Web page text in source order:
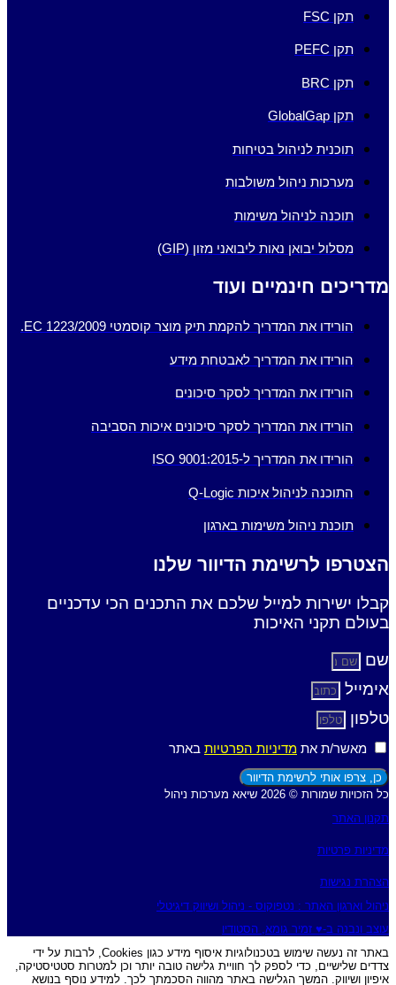
תקן FSC
תקן PEFC
תקן BRC
תקן GlobalGap
תוכנית לניהול בטיחות
מערכות ניהול משולבות
תוכנה לניהול משימות
מסלול יבואן נאות ליבואני מזון (GIP)
מדריכים חינמיים ועוד
הורידו את המדריך להקמת תיק מוצר קוסמטי EC 1223/2009.
הורידו את המדריך לאבטחת מידע
הורידו את המדריך לסקר סיכונים
הורידו את המדריך לסקר סיכונים איכות הסביבה
הורידו את המדריך ל-ISO 9001:2015
התוכנה לניהול איכות Q-Logic
תוכנת ניהול משימות בארגון
הצטרפו לרשימת הדיוור שלנו
קבלו ישירות למייל שלכם את התכנים הכי עדכניים
בעולם תקני האיכות
שם
אימייל
טלפון
מאשר/ת את מדיניות הפרטיות באתר
כן, צרפו אותי לרשימת הדיוור
כל הזכויות שמורות © 2026 שיאא מערכות ניהול
תקנון האתר
מדיניות פרטיות
הצהרת נגישות
ניהול וארגון האתר : נטפוקוס - ניהול ושיווק דיגיטלי
עוצב ונבנה ב-♥︎ זמיר גומא, הסטודיו
באתר זה נעשה שימוש בטכנולוגיות איסוף מידע כגון Cookies, לרבות על ידי
צדדים שלישיים, כדי לספק לך חוויית גלישה טובה יותר וכן למטרות סטטיסטיקה,
איפיון ושיווק. המשך הגלישה באתר מהווה הסכמתך לכך. למידע נוסף בנושא